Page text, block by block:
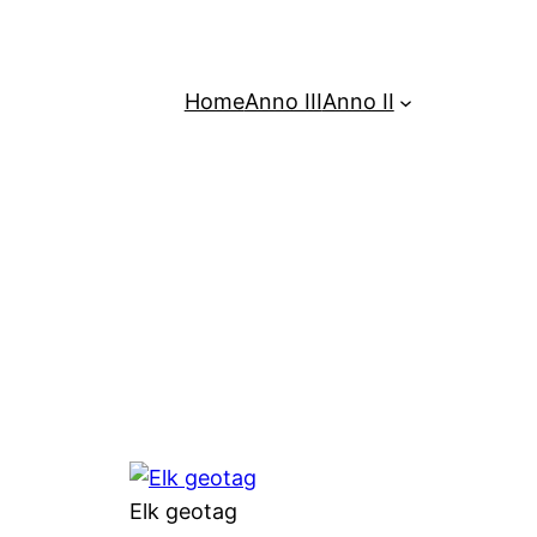
HomeAnno IIIAnno II
Elk geotag